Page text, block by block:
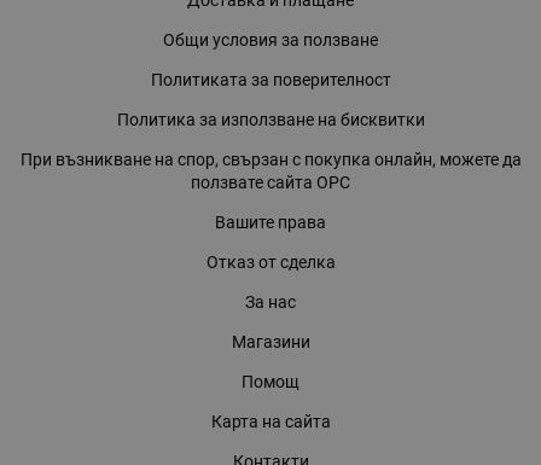
Общи условия за ползване
Политиката за поверителност
Политика за използване на бисквитки
При възникване на спор, свързан с покупка онлайн, можете да
ползвате сайта ОРС
Вашите права
Отказ от сделка
За нас
Магазини
Помощ
Карта на сайта